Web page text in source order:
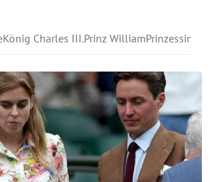
König Charles III.Prinz WilliamPrinzessin